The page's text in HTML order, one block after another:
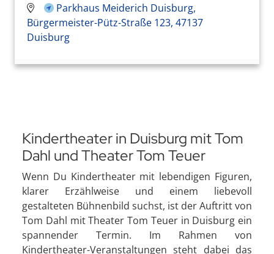
Parkhaus Meiderich Duisburg,
Bürgermeister-Pütz-Straße 123, 47137
Duisburg
Kindertheater in Duisburg mit Tom
Dahl und Theater Tom Teuer
Wenn Du Kindertheater mit lebendigen Figuren,
klarer Erzählweise und einem liebevoll
gestalteten Bühnenbild suchst, ist der Auftritt von
Tom Dahl mit Theater Tom Teuer in Duisburg ein
spannender Termin. Im Rahmen von
Kindertheater-Veranstaltungen steht dabei das